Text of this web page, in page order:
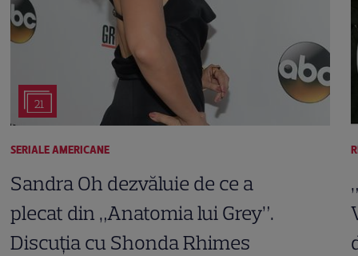
21
SERIALE AMERICANE
Sandra Oh dezvăluie de ce a
plecat din „Anatomia lui Grey”.
Discuția cu Shonda Rhimes